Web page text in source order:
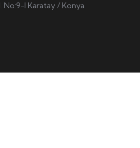
No:9-l Karatay / Konya